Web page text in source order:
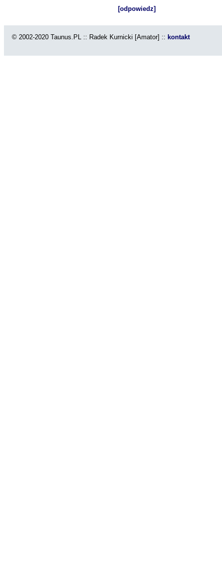
[odpowiedz]
© 2002-2020 Taunus.PL :: Radek Kurnicki [Amator] :: kontakt